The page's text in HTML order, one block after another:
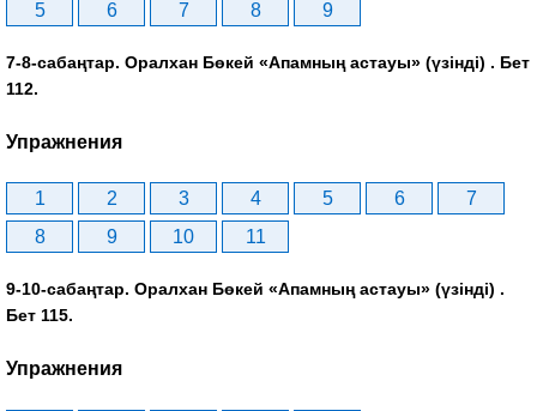
5 6 7 8 9
7-8-сабаңтар. Оралхан Бөкей «Апамның астауы» (үзінді) . Бет
112.
Упражнения
1 2 3 4 5 6
7
8
9 10 11
9-10-сабаңтар. Оралхан Бөкей «Апамның астауы» (үзінді) .
Бет 115.
Упражнения